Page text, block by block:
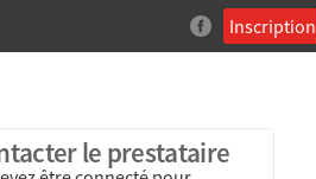
Inscription
le prestataire